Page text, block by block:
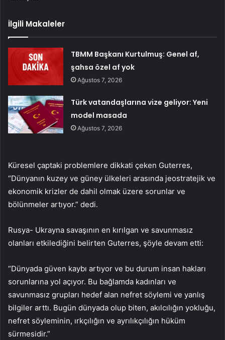
İlgili Makaleler
TBMM Başkanı Kurtulmuş: Genel af,
şahsa özel af yok
Ağustos 7, 2026
Türk vatandaşlarına vize geliyor: Yeni
model masada
Ağustos 7, 2026
Küresel çaptaki problemlere dikkati çeken Guterres,
“Dünyanın kuzey ve güney ülkeleri arasında jeostratejik ve
ekonomik krizler de dahil olmak üzere sorunlar ve
bölünmeler artıyor.” dedi.
Rusya- Ukrayna savaşının en kırılgan ve savunmasız
olanları etkilediğini belirten Guterres, şöyle devam etti:
“Dünyada güven kaybı artıyor ve bu durum insan hakları
sorunlarına yol açıyor. Bu bağlamda kadınları ve
savunmasız grupları hedef alan nefret söylemi ve yanlış
bilgiler arttı. Bugün dünyada olup biten, akılcılığın yokluğu,
nefret söyleminin, ırkçılığın ve ayrılıkçılığın hüküm
sürmesidir.”